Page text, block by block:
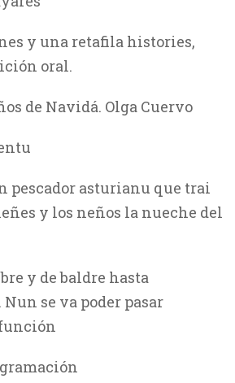
y una retafila histories,
oral.
de Navidá. Olga Cuervo
pescador asturianu que trai
y los neños la nueche del
y de baldre hasta
se va poder pasar